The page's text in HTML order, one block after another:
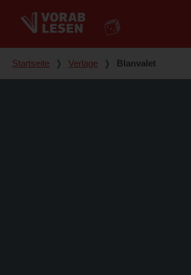
Du bist hier
Startseite ❭ Verlage ❭ Blanvalet